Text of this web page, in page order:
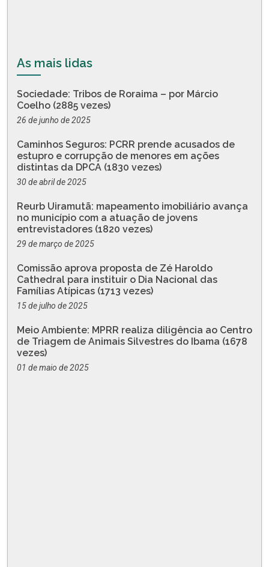
As mais lidas
Sociedade: Tribos de Roraima – por Márcio
Coelho (2885 vezes)
26 de junho de 2025
Caminhos Seguros: PCRR prende acusados de
estupro e corrupção de menores em ações
distintas da DPCA (1830 vezes)
30 de abril de 2025
Reurb Uiramutã: mapeamento imobiliário avança
no município com a atuação de jovens
entrevistadores (1820 vezes)
29 de março de 2025
Comissão aprova proposta de Zé Haroldo
Cathedral para instituir o Dia Nacional das
Famílias Atípicas (1713 vezes)
15 de julho de 2025
Meio Ambiente: MPRR realiza diligência ao Centro
de Triagem de Animais Silvestres do Ibama (1678
vezes)
01 de maio de 2025